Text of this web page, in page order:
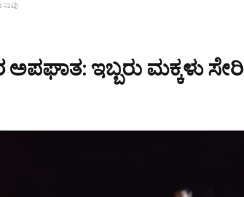
ಇಬ್ಬರು ಮಕ್ಕಳು ಸೇರಿ